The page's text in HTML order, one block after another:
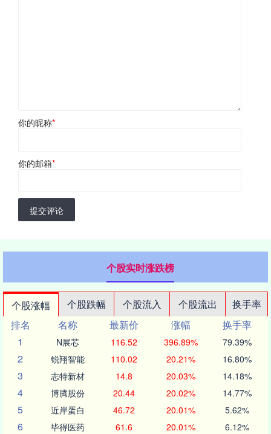
你的昵称*
你的邮箱*
提交评论
个股实时涨跌榜
个股涨幅 个股跌幅 个股流入 个股流出
换手率
排名
名称 最新价 涨幅
换手率
1
N展芯 116.52 396.89% 79.39%
2 锐翔智能 110.02 20.21% 16.80%
3 志特新材 14.8 20.03% 14.18%
4 博腾股份 20.44 20.02% 14.77%
5 近岸蛋白 46.72 20.01% 5.62%
6 毕得医药 61.6 20.01% 6.12%